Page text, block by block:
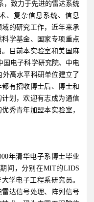
，致力于先进的雷达系统
、复杂信息系统、信息
的研究工作，近年来承
学基金、国家专项重点
目前本实验室和美国麻
国电子科学研究院、中电
外高水平科研单位建立了
有招收博士后、博士和
划，欢迎有志成为通信
秀青年加盟本实验室，
年清华电子系博士毕业
期间，分别在MIT的LIDS
学电子工程系研究员。
达信号处理、阵列信号